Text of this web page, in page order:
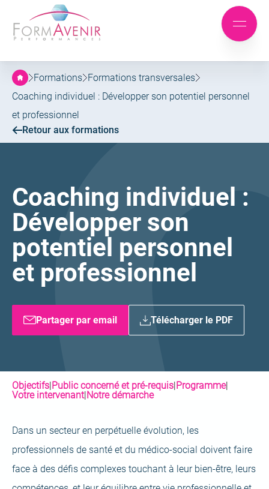
Aller
au
menu
Aller
au
contenu
Formavenir
Performances
Mobile
menu
Formations Formations transversales
Coaching individuel : Développer son potentiel personnel
et professionnel
Retour aux formations
Coaching individuel :
Développer son
potentiel personnel
et professionnel
Partager par email Télécharger le PDF
Objectifs|Public concerné et pré-requis|Programme|
Votre intervenant|Notre démarche
Dans un secteur en perpétuelle évolution, les
professionnels de santé et du médico-social doivent faire
face à des défis complexes touchant à leur bien-être, leurs